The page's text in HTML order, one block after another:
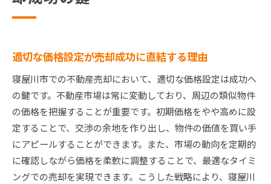
適切な価格設定が売却成功に直結する理由
寝屋川市での不動産売却において、適切な価格設定は成功へ
の鍵です。不動産市場は常に変動しており、周辺の類似物件
の価格を把握することが重要です。初期価格をやや高めに設
定することで、交渉の余地を作り出し、物件の価値を買い手
にアピールすることができます。また、市場の動向を定期的
に確認しながら価格を柔軟に調整することで、最適なタイミ
ングでの売却を実現できます。こうした戦略により、寝屋川